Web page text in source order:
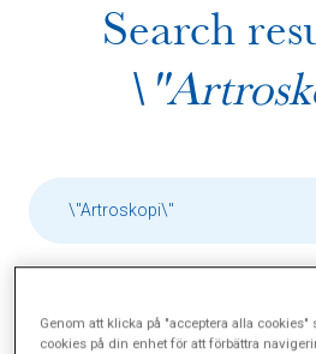
Search
Genom att klicka på "acceptera alla
cookies på din enhet för att förbättra